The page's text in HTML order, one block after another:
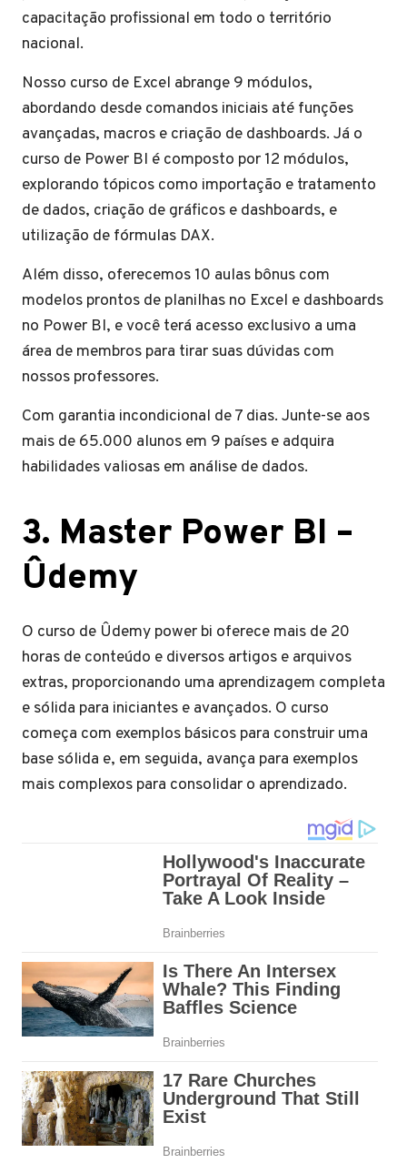
capacitação profissional em todo o território
nacional.
Nosso curso de Excel abrange 9 módulos,
abordando desde comandos iniciais até funções
avançadas, macros e criação de dashboards. Já o
curso de Power BI é composto por 12 módulos,
explorando tópicos como importação e tratamento
de dados, criação de gráficos e dashboards, e
utilização de fórmulas DAX.
Além disso, oferecemos 10 aulas bônus com
modelos prontos de planilhas no Excel e dashboards
no Power BI, e você terá acesso exclusivo a uma
área de membros para tirar suas dúvidas com
nossos professores.
Com garantia incondicional de 7 dias. Junte-se aos
mais de 65.000 alunos em 9 países e adquira
habilidades valiosas em análise de dados.
3. Master Power BI –
Ûdemy
O curso de Ûdemy power bi oferece mais de 20
horas de conteúdo e diversos artigos e arquivos
extras, proporcionando uma aprendizagem completa
e sólida para iniciantes e avançados. O curso
começa com exemplos básicos para construir uma
base sólida e, em seguida, avança para exemplos
mais complexos para consolidar o aprendizado.